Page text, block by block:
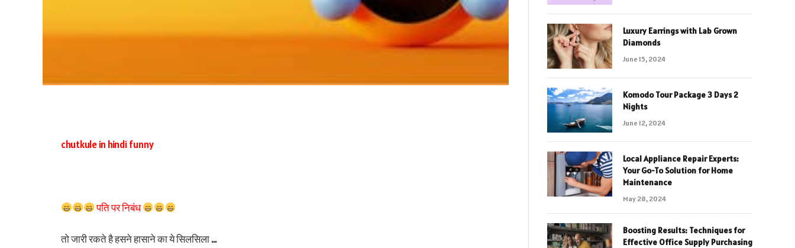
chutkule in hindi funny
पति पर निबंध
तो जारी रकते है हसने हासाने का ये सिलसिला …
Luxury Earrings with Lab Grown
Diamonds
June 15, 2024
Komodo Tour Package 3 Days 2
Nights
June 12, 2024
Local Appliance Repair Experts:
Your Go-To Solution for Home
Maintenance
May 28, 2024
Boosting Results: Techniques for
Effective Office Supply Purchasing